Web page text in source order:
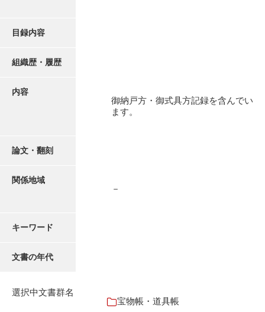
御在所書簡録
御広式日記
目録内容
組織歴・履歴
内容
御納戸方・御式具方記録を含んでい
ます。
論文・翻刻
関係地域
－
キーワード
文書の年代
選択中文書群名
宝物帳・道具帳